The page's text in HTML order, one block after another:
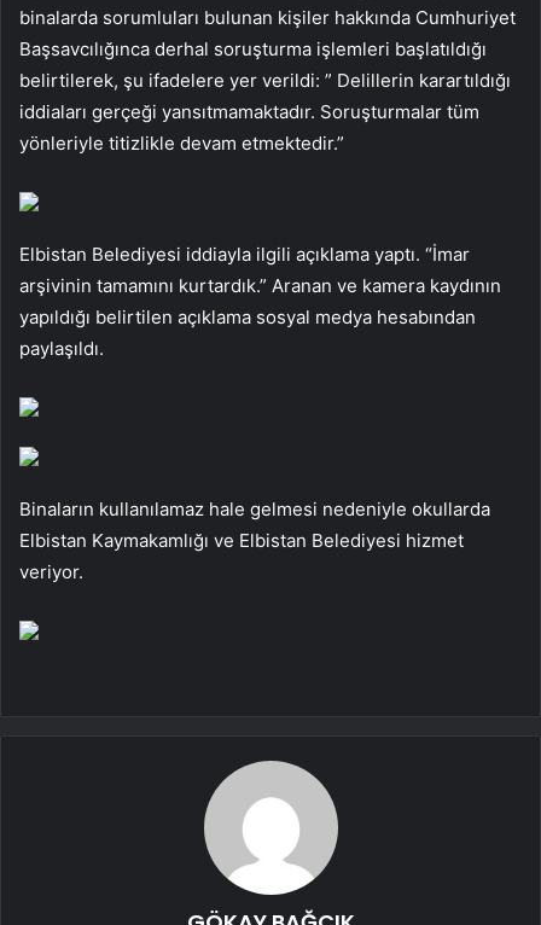
binalarda sorumluları bulunan kişiler hakkında Cumhuriyet
Başsavcılığınca derhal soruşturma işlemleri başlatıldığı
belirtilerek, şu ifadelere yer verildi: ” Delillerin karartıldığı
iddiaları gerçeği yansıtmamaktadır. Soruşturmalar tüm
yönleriyle titizlikle devam etmektedir.”
Elbistan Belediyesi iddiayla ilgili açıklama yaptı. “İmar
arşivinin tamamını kurtardık.” Aranan ve kamera kaydının
yapıldığı belirtilen açıklama sosyal medya hesabından
paylaşıldı.
Binaların kullanılamaz hale gelmesi nedeniyle okullarda
Elbistan Kaymakamlığı ve Elbistan Belediyesi hizmet
veriyor.